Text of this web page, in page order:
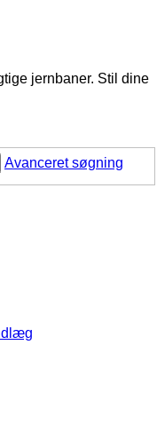
jernbaner. Stil dine
Avanceret søgning